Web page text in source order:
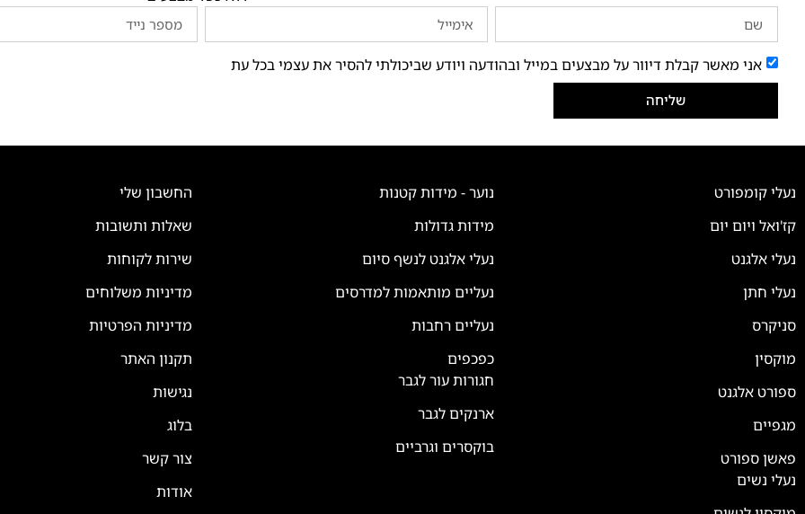
אני מאשר קבלת דיוור על מבצעים במייל ובהודעה ויודע שביכולתי להסיר את עצמי בכל עת
שליחה
נעלי קומפורט
קז'ואל ויום יום
נעלי אלגנט
נעלי חתן
סניקרס
מוקסין
ספורט אלגנט
מגפיים
פאשן ספורט
נעלי נשים
נוער - מידות קטנות
מידות גדולות
נעלי אלגנט לנשף סיום
נעליים מותאמות למדרסים
נעליים רחבות
כפכפים
חגורות עור לגבר
ארנקים לגבר
בוקסרים וגרביים
החשבון שלי
שאלות ותשובות
שירות לקוחות
מדיניות משלוחים
מדיניות הפרטיות
תקנון האתר
נגישות
בלוג
צור קשר
אודות
💬